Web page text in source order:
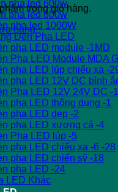
trong giỏ hàng.
hàng
pha led 600w
pha led 800w
pha led 1000W
Đèn Pha LED
pha LED module -1MD
Pha LED Module MDA
pha LED lúp chiếu xa -
pha LED 12V DC bình
Pha LED 12V 24V DC -
pha LED thông dụng -1
pha LED dẹp -2
pha LED xương cá -4
Pha LED lúp -5
pha LED chiếu xa -6 -28
pha LED chiến sỹ -18
pha LED -24
LED Khác